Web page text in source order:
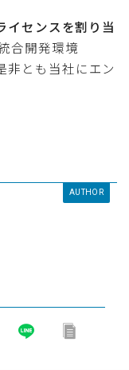
センスを割り当
合開発環境
非とも当社にエン
AUTHOR